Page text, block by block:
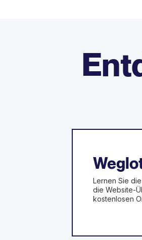
Lernen Sie
die Website-
kostenlosen